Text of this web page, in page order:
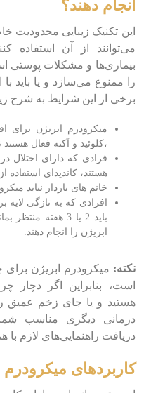
انجام دهند؟
این تکنیک زیبایی محدودیت
می‌توانند از آن استفاده
بیماری‌ها و مشکلات پوستی
را ممنوع می‌سازد و یا باید
برخی از این شرایط به شرح
میکرودرم ابریژن برای
،کلوئید و آکنه فعال
فرادی که دارای اختلال
هستند، کاندیدای استفاده
خانم های باردار نباید
افرادی که به تازگی لایه
باید 2 یا 3 هفته
ابریژن را انجام دهند.
نکته: میکرودرم ابریژن
است، بنابراین اگر دچار
هستید و یا جای زخم
درمانی دیگری مناسب
دریافت راهنمایی‌های لازم با
کاربردهای میکرودرم